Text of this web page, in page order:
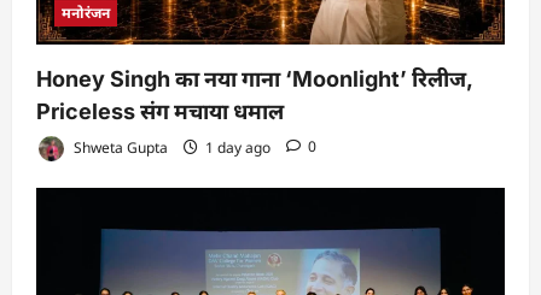
मनोरंजन
Honey Singh का नया गाना ‘Moonlight’ रिलीज,
Priceless संग मचाया धमाल
Shweta Gupta 1 day ago 0